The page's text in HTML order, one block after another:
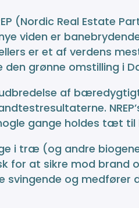
(Nordic Real Estate
viden er
er et af verdens
grønne omstilling i
udbredelse af
gange holdes tæt til
i træ (og andre
for at sikre mod brand
og medfører